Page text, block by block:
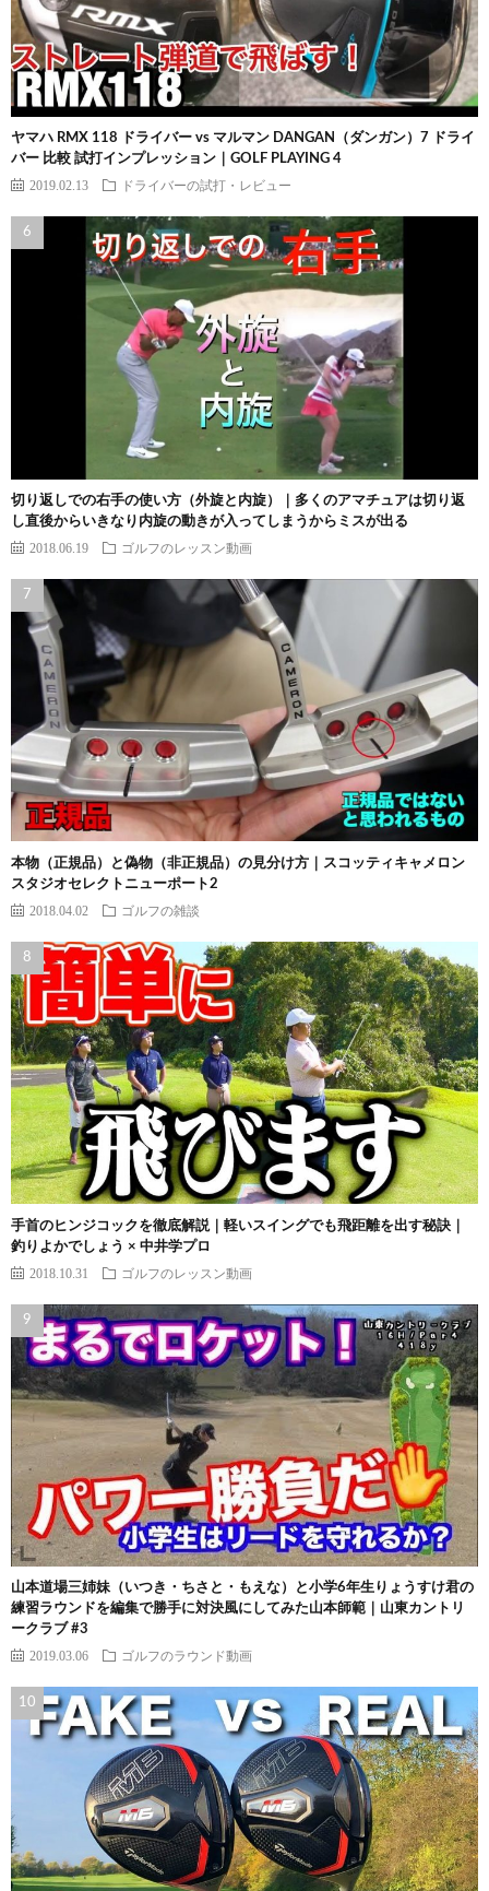
ヤマハ RMX 118 ドライバー vs マルマン DANGAN（ダンガン）7 ドライ
バー 比較 試打インプレッション｜GOLF PLAYING 4
2019.02.13 ドライバーの試打・レビュー
切り返しでの右手の使い方（外旋と内旋）｜多くのアマチュアは切り返
し直後からいきなり内旋の動きが入ってしまうからミスが出る
2018.06.19 ゴルフのレッスン動画
本物（正規品）と偽物（非正規品）の見分け方｜スコッティキャメロン
スタジオセレクトニューポート2
2018.04.02 ゴルフの雑談
手首のヒンジコックを徹底解説｜軽いスイングでも飛距離を出す秘訣｜
釣りよかでしょう × 中井学プロ
2018.10.31 ゴルフのレッスン動画
山本道場三姉妹（いつき・ちさと・もえな）と小学6年生りょうすけ君の
練習ラウンドを編集で勝手に対決風にしてみた山本師範｜山東カントリ
ークラブ #3
2019.03.06 ゴルフのラウンド動画